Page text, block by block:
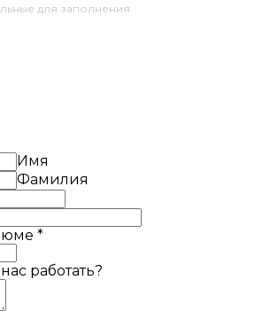
для заполнения
Имя
Фамилия
*
работать?